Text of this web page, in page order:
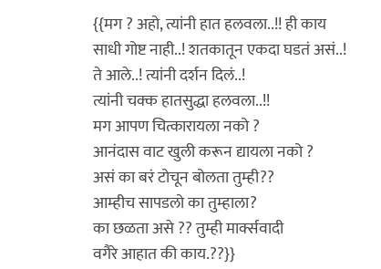
{{मग ? अहो, त्यांनी हात हलवला..!! ही काय
साधी गोष्ट नाही..! शतकातून एकदा घडतं असं..!
ते आले..! त्यांनी दर्शन दिलं..!
त्यांनी चक्क हातसुद्धा हलवला..!!
मग आपण चित्कारायला नको ?
आनंदास वाट खुली करून द्यायला नको ?
असं का बरं टोचून बोलता तुम्ही??
आम्हीच सापडलो का तुम्हाला?
का छळता असे ?? तुम्ही मार्क्सवादी
वगैरे आहात की काय.??}}